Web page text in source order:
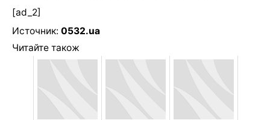
[ad_2]
Источник: 0532.ua
Читайте також